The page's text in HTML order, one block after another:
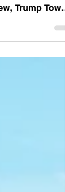
Shades:
Jewerly:
Trump